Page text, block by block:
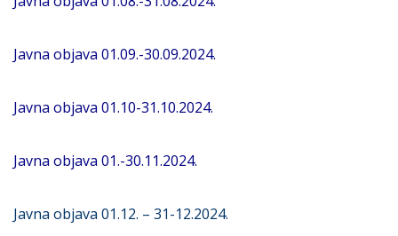
Javna objava 01.09.-30.09.2024.
Javna objava 01.10-31.10.2024.
Javna objava 01.-30.11.2024.
Javna objava 01.12. – 31-12.2024.